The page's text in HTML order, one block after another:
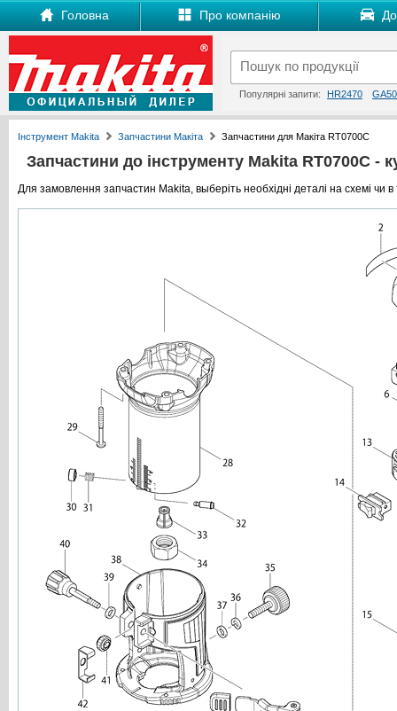
Головна Про компанію
Популярні запити: HR2470
Інструмент Makita Запчастини Макіта Запчастини для Макіта RT0700C
Запчастини до інструменту Makita RT0700C -
Для замовлення запчастин Makita, выберіть необхідні деталі на схемі чи в